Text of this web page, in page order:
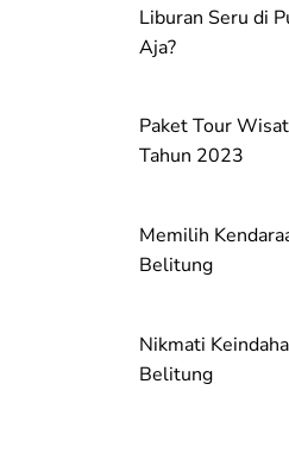
Liburan Seru di
Aja?
Paket Tour
Tahun 2023
Memilih
Belitung
Nikmati
Belitung